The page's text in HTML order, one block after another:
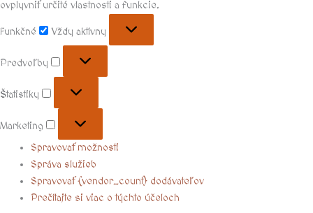
ovplyvniť určité vlastnosti a funkcie.
Funkčné Vždy aktívny
Predvoľby
Štatistiky
Marketing
Spravovať možnosti
Správa služieb
Spravovať {vendor_count} dodávateľov
Prečítajte si viac o týchto účeloch